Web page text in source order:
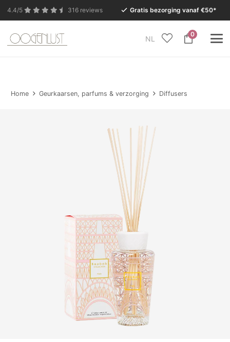
4.4/5 316 reviews Gratis bezorging vanaf €50*
NL
0
In verband met de zomervakantie is onze Conceptstore
Home Geurkaarsen, parfums & verzorging Diffusers